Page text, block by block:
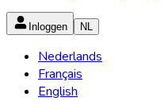
Inloggen NL
Nederlands
Français
English